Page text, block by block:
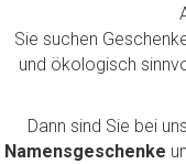
Sie suchen
und ökologisch
Dann sind Sie bei
Namensgeschenke